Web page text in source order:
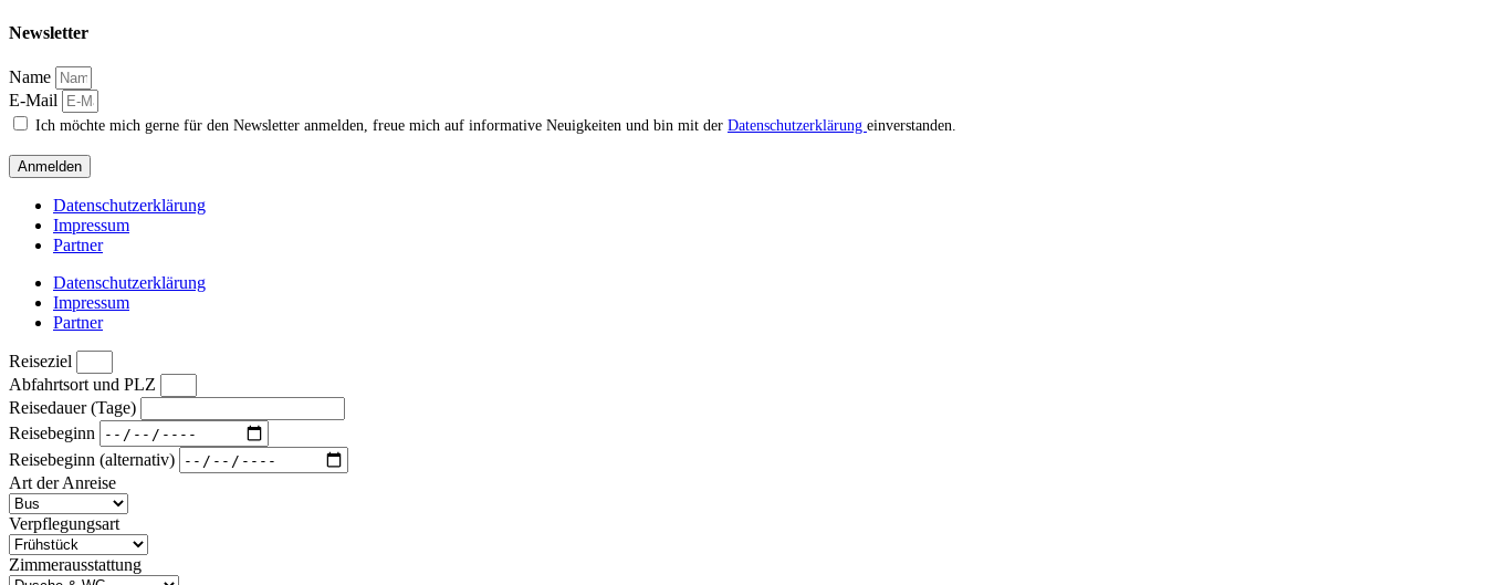
Newsletter
Name
E-Mail
Ich möchte mich gerne für den Newsletter anmelden, freue mich auf informative Neuigkeiten und bin mit der Datenschutzerklärung einverstanden.
Anmelden
Datenschutzerklärung
Impressum
Partner
Datenschutzerklärung
Impressum
Partner
Reiseziel
Abfahrtsort und PLZ
Reisedauer (Tage)
Reisebeginn
Reisebeginn (alternativ)
Art der Anreise
Verpflegungsart
Zimmerausstattung